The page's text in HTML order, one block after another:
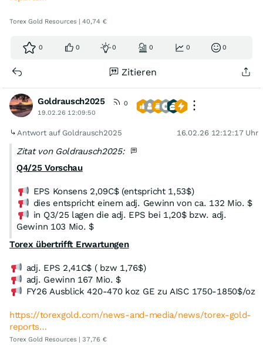
Torex Gold Resources | 40,74 €
0 0 0 0 0 0
Zitieren
Goldrausch2025
0
19.02.26 12:09:50
Antwort auf Goldrausch2025 16.02.26 12:12:17 Uhr
Zitat von Goldrausch2025:
Q4/25 Vorschau
EPS Konsens 2,09C$ (entspricht 1,53$)
dies entspricht einem adj. Gewinn von ca. 132 Mio. $
in Q3/25 lagen die adj. EPS bei 1,20$ bzw. adj.
Gewinn 103 Mio. $
Torex übertrifft Erwartungen
adj. EPS 2,41C$ ( bzw 1,76$)
adj. Gewinn 167 Mio. $
FY26 Ausblick 420-470 koz GE zu AISC 1750-1850$/oz
https://torexgold.com/news-and-media/news/torex-gold-
reports…
Torex Gold Resources | 37,76 €